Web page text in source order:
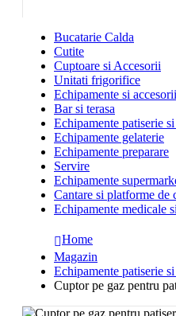
Bucatarie Calda
Cutite
Cuptoare si Accesorii
Unitati frigorifice
Echipamente si
Bar si terasa
Echipamente patiserie
Echipamente gelaterie
Echipamente preparare
Servire
Echipamente
Cantare si platforme de
Echipamente medicale
Home
Magazin
Echipamente patiserie
Cuptor pe gaz pentru